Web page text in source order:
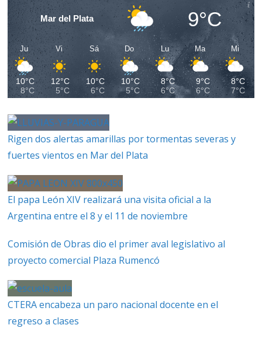
Mar del Plata 9°C
Ju
10°C
8°C
Vi
12°C
5°C
Sá
10°C
6°C
Do
10°C
5°C
Lu
8°C
6°C
Ma
9°C
6°C
Mi
8°C
7°C
Rigen dos alertas amarillas por tormentas severas y
fuertes vientos en Mar del Plata
El papa León XIV realizará una visita oficial a la
Argentina entre el 8 y el 11 de noviembre
Comisión de Obras dio el primer aval legislativo al
proyecto comercial Plaza Rumencó
CTERA encabeza un paro nacional docente en el
regreso a clases